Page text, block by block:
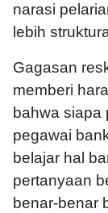
narasi
lebih
Gagasan
memberi
bahwa siapa
pegawai
belajar hal
pertanyaan
benar-benar